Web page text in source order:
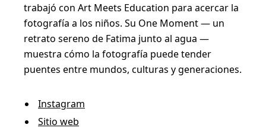
trabajó con Art Meets Education para acercar la
fotografía a los niños. Su One Moment — un
retrato sereno de Fatima junto al agua —
muestra cómo la fotografía puede tender
puentes entre mundos, culturas y generaciones.
Instagram
Sitio web